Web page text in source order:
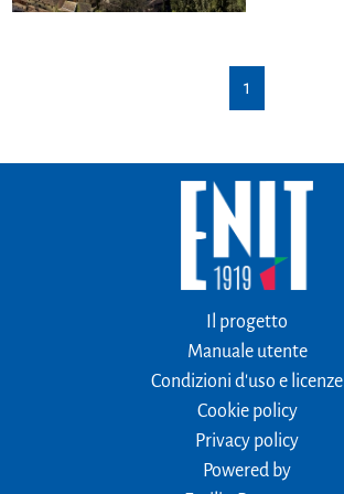
1
Il progetto
Manuale utente
Condizioni d'uso e licenze
Cookie policy
Privacy policy
Powered by